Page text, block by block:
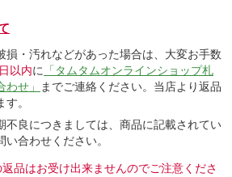
損・汚れなどがあった場合は、大変お手数
以内に 「タムタムオンラインショップ札
せ」
までご連絡ください。当店より返品
。
不良につきましては、商品に記載されてい
合わせください。
品はお受け出来ませんのでご注意くださ